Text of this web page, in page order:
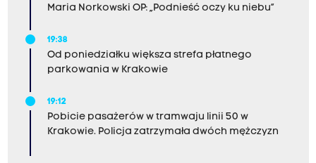
Maria Norkowski OP: „Podnieść oczy ku niebu”
19:38
Od poniedziałku większa strefa płatnego
parkowania w Krakowie
19:12
Pobicie pasażerów w tramwaju linii 50 w
Krakowie. Policja zatrzymała dwóch mężczyzn